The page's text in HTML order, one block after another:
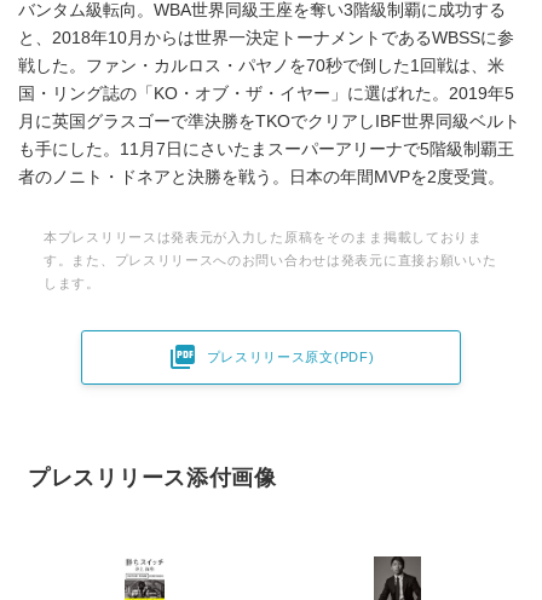
バンタム級転向。WBA世界同級王座を奪い3階級制覇に成功する
と、2018年10月からは世界一決定トーナメントであるWBSSに参
戦した。ファン・カルロス・パヤノを70秒で倒した1回戦は、米
国・リング誌の「KO・オブ・ザ・イヤー」に選ばれた。2019年5
月に英国グラスゴーで準決勝をTKOでクリアしIBF世界同級ベルト
も手にした。11月7日にさいたまスーパーアリーナで5階級制覇王
者のノニト・ドネアと決勝を戦う。日本の年間MVPを2度受賞。
本プレスリリースは発表元が入力した原稿をそのまま掲載しておりま
す。また、プレスリリースへのお問い合わせは発表元に直接お願いいた
します。
 プレスリリース原文(PDF)
プレスリリース添付画像